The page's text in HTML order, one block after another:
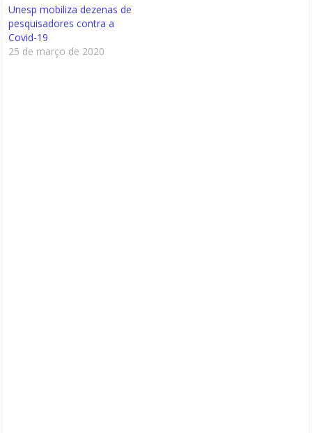
Unesp mobiliza dezenas de
pesquisadores contra a
Covid-19
25 de março de 2020